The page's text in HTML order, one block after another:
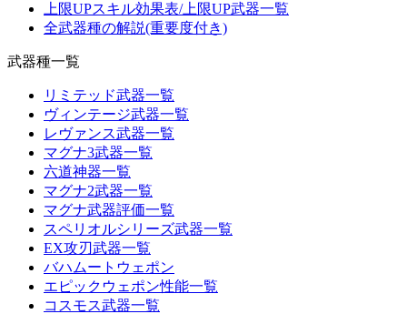
上限UPスキル効果表/上限UP武器一覧
全武器種の解説(重要度付き)
武器種一覧
リミテッド武器一覧
ヴィンテージ武器一覧
レヴァンス武器一覧
マグナ3武器一覧
六道神器一覧
マグナ2武器一覧
マグナ武器評価一覧
スペリオルシリーズ武器一覧
EX攻刃武器一覧
バハムートウェポン
エピックウェポン性能一覧
コスモス武器一覧